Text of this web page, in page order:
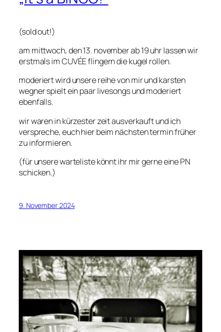
(sold out!)
am mittwoch, den 13. november ab 19 uhr lassen wir
erstmals im CUVÉE flingern die kugel rollen.
moderiert wird unsere reihe von mir und karsten
wegner spielt ein paar livesongs und moderiert
ebenfalls.
wir waren in kürzester zeit ausverkauft und ich
verspreche, euch hier beim nächsten termin früher
zu informieren.
(für unsere warteliste könnt ihr mir gerne eine PN
schicken.)
9. November 2024